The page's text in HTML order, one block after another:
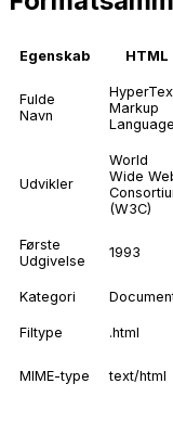
Egenskab HTML
Fulde
Navn
Markup
Language
Udvikler
World
Wide
(W3C)
Første
Udgivelse
1993
Kategori
Filtype .html
MIME-type text/html